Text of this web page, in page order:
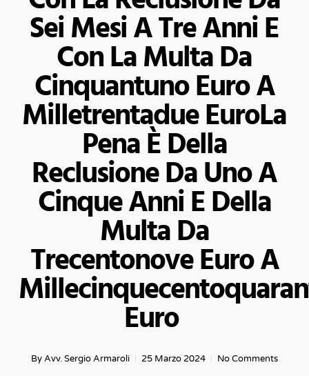
Sei Mesi A Tre Anni E
Con La Multa Da
Cinquantuno Euro A
Milletrentadue EuroLa
Pena È Della
Reclusione Da Uno A
Cinque Anni E Della
Multa Da
Trecentonove Euro A
Euro
ByAvv. Sergio Armaroli 25 Marzo 2024 No Comments